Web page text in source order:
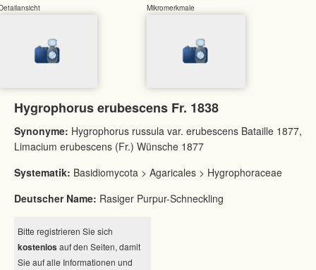
Mikromerkmale
Hygrophorus erubescens Fr. 1838
Synonyme: Hygrophorus russula var. erubescens Bataille 1877,
Limacium erubescens (Fr.) Wünsche 1877
Systematik: Basidiomycota > Agaricales > Hygrophoraceae
Deutscher Name: Rasiger Purpur-Schneckling
Bitte registrieren Sie sich
kostenlos auf den Seiten, damit
Sie auf alle Informationen und